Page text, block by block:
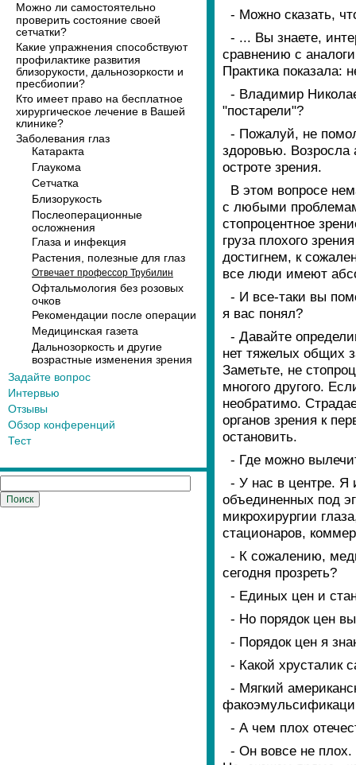
Можно ли самостоятельно
проверить состояние своей
сетчатки?
Какие упражнения способствуют
профилактике развития
близорукости, дальнозоркости и
пресбиопии?
Кто имеет право на бесплатное
хирургическое лечение в Вашей
клинике?
Заболевания глаз
Катаракта
Глаукома
Сетчатка
Близорукость
Послеоперационные
осложнения
Глаза и инфекция
Растения, полезные для глаз
Отвечает профессор Трубилин
Офтальмология без розовых
очков
Рекомендации после операции
Медицинская газета
Дальнозоркость и другие
возрастные изменения зрения
Задайте вопрос
Интервью
Отзывы
Обзор конференций
Тест
- Можно сказать,
- ... Вы знаете,
сравнению с
Практика показала:
- Владимир
"постарели"?
- Пожалуй, не
здоровью. Возросла
остроте зрения.
В этом вопросе
с любыми
стопроцентное
груза плохого
достигнем, к
все люди имеют
- И все-таки вы
я вас понял?
- Давайте
нет тяжелых общих
Заметьте, не
многого другого.
необратимо.
органов зрения к
остановить.
- Где можно
- У нас в центре. Я
объединенных под
микрохирургии
стационаров,
- К сожалению,
сегодня прозреть?
- Единых цен и
- Но порядок цен
- Порядок цен я
- Какой хрусталик
- Мягкий
- А чем плох
- Он вовсе не плох.